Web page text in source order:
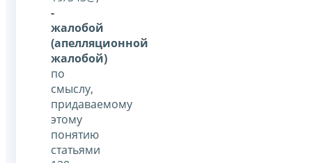
-
жалобой
(апелляционной
жалобой)
по
смыслу,
придаваемому
этому
понятию
статьями